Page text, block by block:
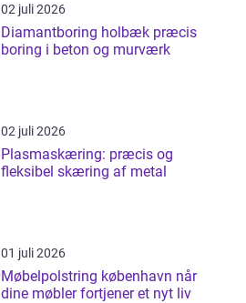
02 juli 2026
Diamantboring holbæk præcis
boring i beton og murværk
02 juli 2026
Plasmaskæring: præcis og
fleksibel skæring af metal
01 juli 2026
Møbelpolstring københavn når
dine møbler fortjener et nyt liv